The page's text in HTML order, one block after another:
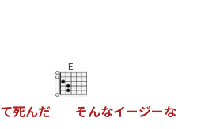
て死んだ
E
そんなイージーな